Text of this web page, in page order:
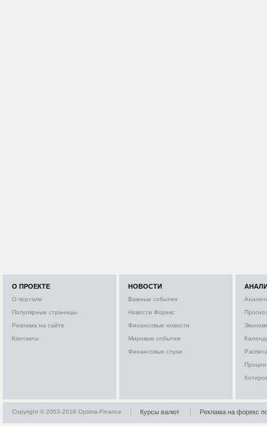
О ПРОЕКТЕ
О портале
Популярные страницы
Реклама на сайте
Контакты
НОВОСТИ
Важные события
Новости Форекс
Финансовые новости
Мировые события
Финансовые слухи
Copyright © 2003-2018 Optima-Finance Курсы валют Реклама на форекс